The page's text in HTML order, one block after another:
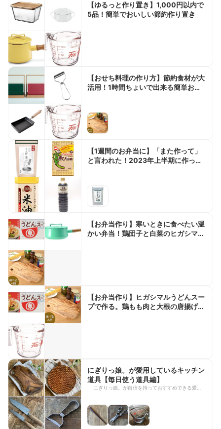
【ゆるっと作り置き】1,000円以内で
5品！簡単でおいしい節約作り置き
【おせち料理の作り方】節約食材が大
活用！1時間ちょいで出来る簡単おせ
【1週間のお弁当に】「また作って」
と言われた！2023年上半期に作った
【お弁当作り】寒いときに食べたい温
かい弁当！鶏団子と白菜のヒガシマル
【お弁当作り】ヒガシマルうどんスー
プで作る。鶏もも肉と大根の唐揚げ
にぎりっ娘。が愛用しているキッチン
道具【毎日使う道具編】
にぎりっ娘。が自信を持っておすすめできる愛用の
な道具を使ってきたからこそ、長く使ってるからこ
そ、 自信を持っておすすめできる道具を紹介しま
す！